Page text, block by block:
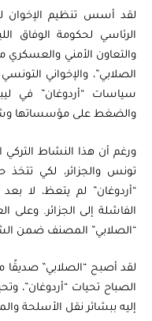
لقد أسس تنظيم الإخوان
الرئاسي لحكومة الوفاق
والتعاون الأمني والعسكري
الصلابي”، والإخواني
سياسات “أردوغان” في
والضغط على مؤسساتها
ورغم أن هذا النشاط التركي
تونس والجزائر، لكي
“أردوغان” لم يتعظ، لا بعد
الفاشلة إلى الجزائر. وعلى
“الصلابي” المصنف ضمن
لقد أصبح “الصلابي” صديقًا
الصباح تحيات “أردوغان”،
إليه ببشائر نقل الأسلحة